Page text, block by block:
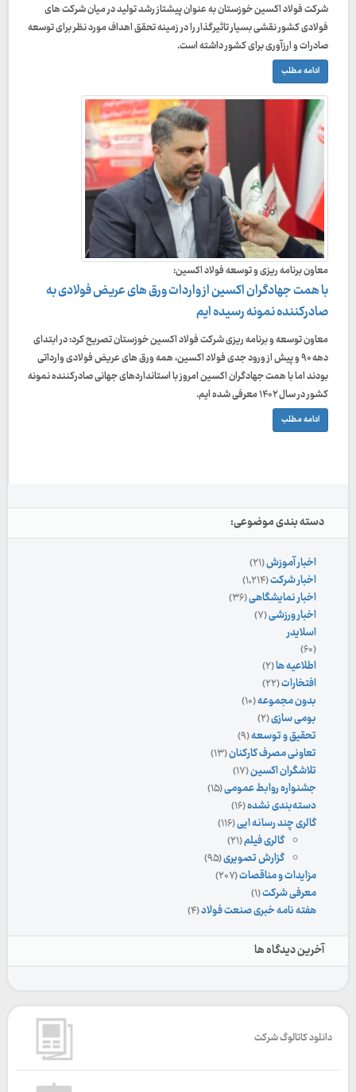
شرکت فولاد اکسین خوزستان به عنوان پیشتاز رشد تولید در میان شرکت های
فولادی کشور نقشی بسیار تاثیرگذار را در زمینه تحقق اهداف مورد نظر برای توسعه
صادرات و ارزآوری برای کشور داشته است.
ادامه مطلب
معاون برنامه ریزی و توسعه فولاد اکسین:
با همت جهادگران اکسین از واردات ورق های عریض فولادی به
صادرکننده نمونه رسیده ایم
معاون توسعه و برنامه ریزی شرکت فولاد اکسین خوزستان تصریح کرد: در ابتدای
دهه ۹۰ و پیش از ورود جدی فولاد اکسین، همه ورق های عریض فولادی وارداتی
بودند اما با همت جهادگران اکسین امروز با استانداردهای جهانی صادرکننده نمونه
کشور در سال ۱۴۰۲ معرفی شده ایم.
ادامه مطلب
دسته بندی موضوعی:
اخبار آموزش(۲۱)
اخبار شرکت(۱,۲۱۴)
اخبار نمایشگاهی(۳۶)
اخبار ورزشی(۷)
اسلایدر
(۶۰)
اطلاعیه ها(۲)
افتخارات(۲۲)
بدون مجموعه(۱۰)
بومی سازی(۲)
تحقیق و توسعه(۹)
تعاونی مصرف کارکنان(۱۳)
تلاشگران اکسین(۱۷)
جشنواره روابط عمومی(۱۵)
دسته‌بندی نشده(۱۶)
گالری چند رسانه ایی(۱۱۶)
گالری فیلم(۲۱)
گزارش تصویری(۹۵)
مزایدات و مناقصات(۲۰۷)
معرفی شرکت(۱)
هفته نامه خبری صنعت فولاد(۴)
آخرین دیدگاه ها
دانلود کاتالوگ شرکت